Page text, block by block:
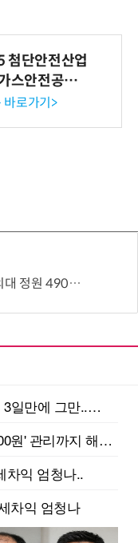
첨단안전산업
스안전공사
바로가기>
도권은 전형 변화에 주목